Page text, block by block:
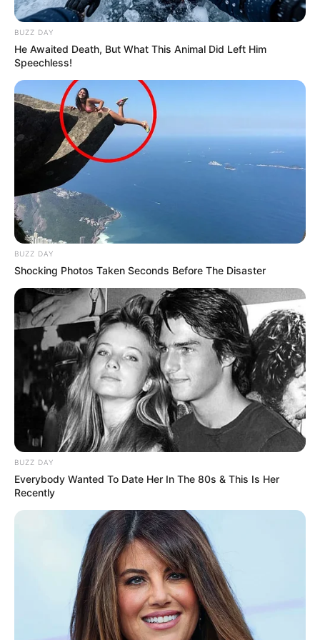
આરોગ્ય પ્રધાન રાજેશ ટોપે કહ્યું કે મોટા કાર્યક્રમો
પહેલેથી જ રદ કરવામાં આવી રહયા છે. લોકોનું જીવન
કિંમતી છે. ગીચ સ્થળોએ વાયરસ ફેલાવાનું જોખમ ખૂબ
વધારે છે, તેથી અમે IPL ને મોકૂફ રાખવાની
સંભાવનાઓની ચર્ચા કરી રહ્યા છીએ, અમે તેના વિશે
અભિપ્રાય માંગ્યો છે.
Related Articles
રહેલા લોકોનો બાટલો ફાટ્યો
‘વિદ્યાર્થીઓને મારવાનો આદેશ કોણે આપ્યો, પેલેટ
ગનનો ઉપયોગ કરવાની મંજુરી કોણે આપી? રાહુલ
ગાંધીએ અમિત શાહને પત્ર લખ્યો
2 Weeks Ago
BUZZ DAY
He Awaited Death, But What This Animal Did Left Him
Speechless!
BUZZ DAY
Shocking Photos Taken Seconds Before The Disaster
BUZZ DAY
Everybody Wanted To Date Her In The 80s & This Is Her
Recently